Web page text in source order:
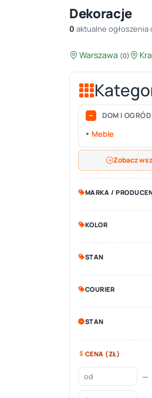
Dekoracje
0 aktualne
Warszawa (0)
DOM I OGRÓD
Meble
Zobacz
MARKA /
KOLOR
STAN
COURIER
STAN
CENA (ZŁ)
—